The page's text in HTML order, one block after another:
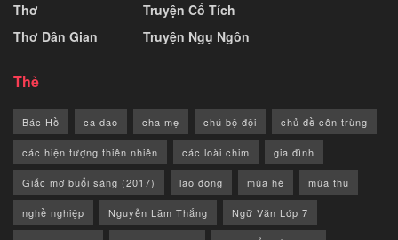
Thơ
Thơ Dân Gian
Truyện Cổ Tích
Truyện Ngụ Ngôn
Thẻ
Bác Hồ ca dao cha mẹ chú bộ đội chủ đề côn trùng
các hiện tượng thiên nhiên các loài chim gia đình
Giấc mơ buổi sáng (2017) lao động mùa hè mùa thu
nghề nghiệp Nguyễn Lãm Thắng Ngữ Văn Lớp 7